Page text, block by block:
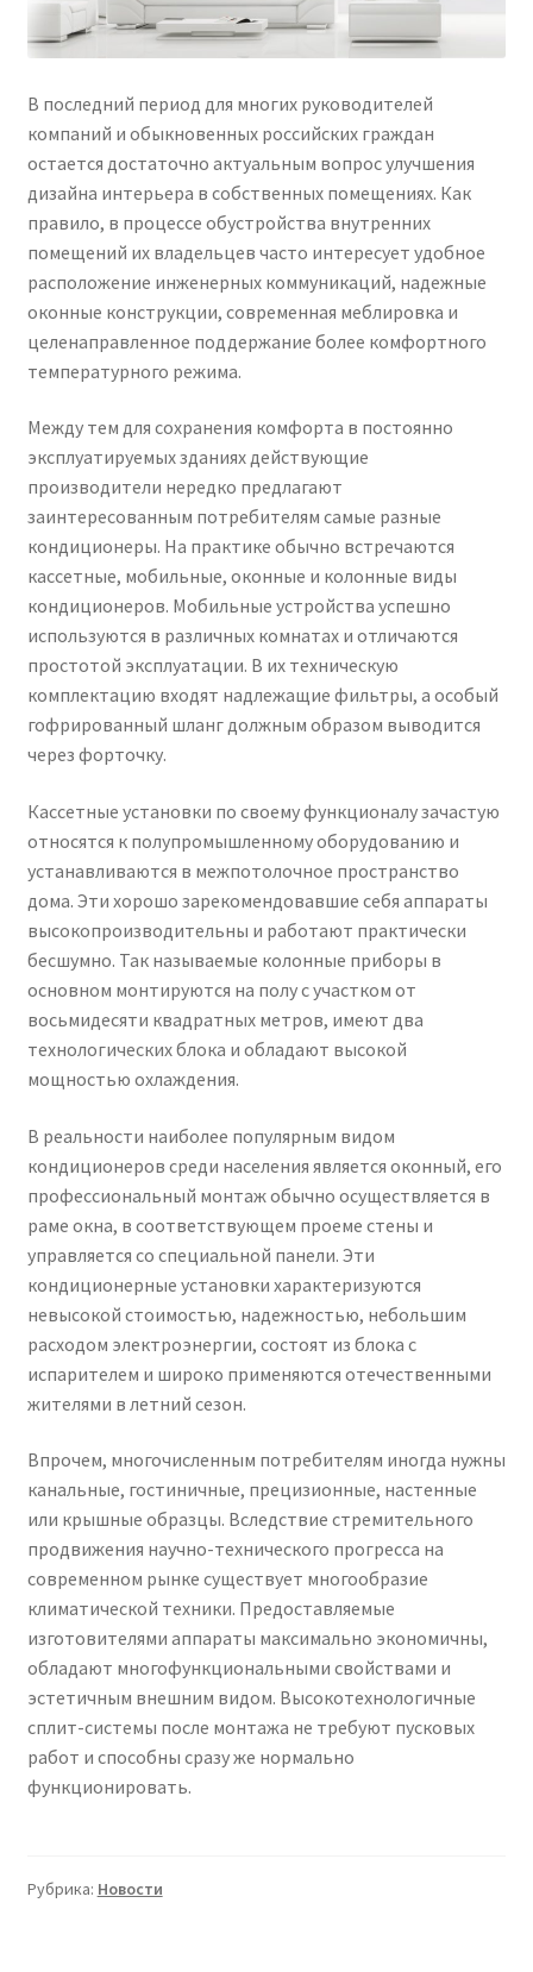
В последний период для многих руководителей
компаний и обыкновенных российских граждан
остается достаточно актуальным вопрос улучшения
дизайна интерьера в собственных помещениях. Как
правило, в процессе обустройства внутренних
помещений их владельцев часто интересует удобное
расположение инженерных коммуникаций, надежные
оконные конструкции, современная меблировка и
целенаправленное поддержание более комфортного
температурного режима.
Между тем для сохранения комфорта в постоянно
эксплуатируемых зданиях действующие
производители нередко предлагают
заинтересованным потребителям самые разные
кондиционеры. На практике обычно встречаются
кассетные, мобильные, оконные и колонные виды
кондиционеров. Мобильные устройства успешно
используются в различных комнатах и отличаются
простотой эксплуатации. В их техническую
комплектацию входят надлежащие фильтры, а особый
гофрированный шланг должным образом выводится
через форточку.
Кассетные установки по своему функционалу зачастую
относятся к полупромышленному оборудованию и
устанавливаются в межпотолочное пространство
дома. Эти хорошо зарекомендовавшие себя аппараты
высокопроизводительны и работают практически
бесшумно. Так называемые колонные приборы в
основном монтируются на полу с участком от
восьмидесяти квадратных метров, имеют два
технологических блока и обладают высокой
мощностью охлаждения.
В реальности наиболее популярным видом
кондиционеров среди населения является оконный, его
профессиональный монтаж обычно осуществляется в
раме окна, в соответствующем проеме стены и
управляется со специальной панели. Эти
кондиционерные установки характеризуются
невысокой стоимостью, надежностью, небольшим
расходом электроэнергии, состоят из блока с
испарителем и широко применяются отечественными
жителями в летний сезон.
Впрочем, многочисленным потребителям иногда нужны
канальные, гостиничные, прецизионные, настенные
или крышные образцы. Вследствие стремительного
продвижения научно-технического прогресса на
современном рынке существует многообразие
климатической техники. Предоставляемые
изготовителями аппараты максимально экономичны,
обладают многофункциональными свойствами и
эстетичным внешним видом. Высокотехнологичные
сплит-системы после монтажа не требуют пусковых
работ и способны сразу же нормально
функционировать.
Рубрика: Новости